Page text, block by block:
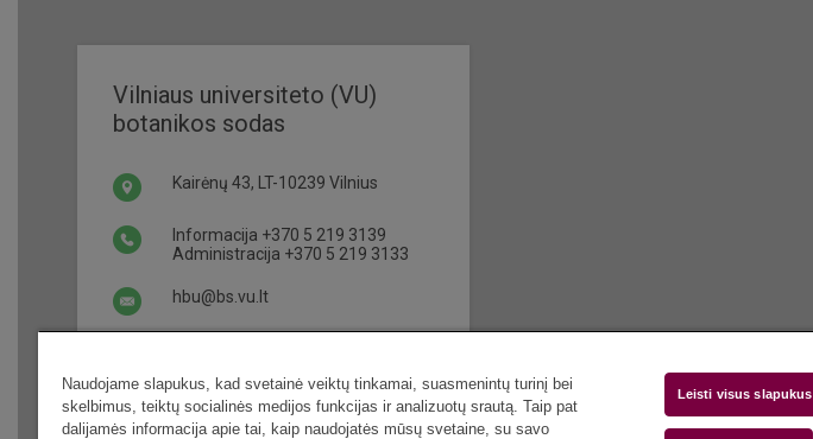
Vilniaus universiteto (VU)
botanikos sodas
Kairėnų 43, LT-10239 Vilnius
Informacija +370 5 219 3139
Administracija +370 5 219 3133
hbu@bs.vu.lt
Naudojame slapukus, kad svetainė veiktų tinkamai, suasmenintų turinį bei
skelbimus, teiktų socialinės medijos funkcijas ir analizuotų srautą. Taip pat
dalijamės informacija apie tai, kaip naudojatės mūsų svetaine, su savo
Leisti visus slapukus